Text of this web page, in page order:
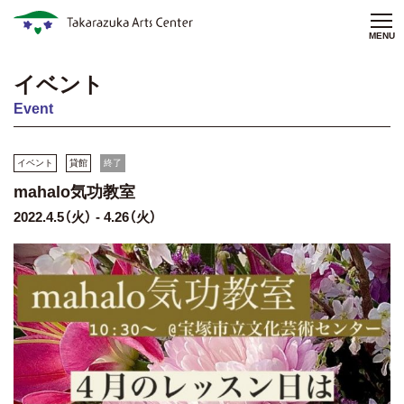
MENU
イベント
Event
イベント 貸館 終了
mahalo気功教室
2022.4.5（火） - 4.26（火）